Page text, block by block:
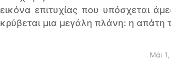
εικόνα επιτυχίας που υπόσχεται
κρύβεται μια μεγάλη πλάνη: η απάτη
Μάι